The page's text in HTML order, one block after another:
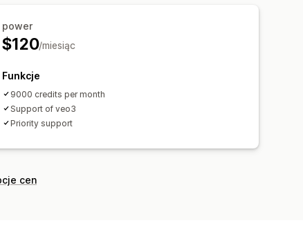
power
$120/miesiąc
Funkcje
9000 credits per month
Support of veo3
Priority support
cen